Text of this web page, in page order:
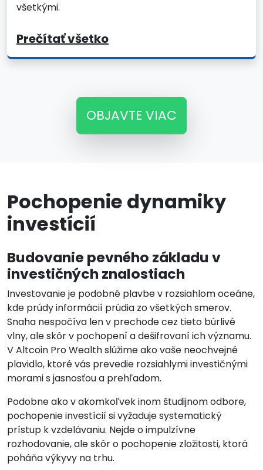
všetkými.
Prečítať všetko
OBJAVTE VIAC
Pochopenie dynamiky
investícií
Budovanie pevného základu v
investičných znalostiach
Investovanie je podobné plavbe v rozsiahlom oceáne,
kde prúdy informácií prúdia zo všetkých smerov.
Snaha nespočíva len v prechode cez tieto búrlivé
vlny, ale skôr v pochopení a dešifrovaní ich významu.
V Altcoin Pro Wealth slúžime ako vaše neochvejné
plavidlo, ktoré vás prevedie rozsiahlymi investičnými
morami s jasnosťou a prehľadom.
Podobne ako v akomkoľvek inom študijnom odbore,
pochopenie investícií si vyžaduje systematický
prístup k vzdelávaniu. Nejde o impulzívne
rozhodovanie, ale skôr o pochopenie zložitosti, ktorá
poháňa výkyvy na trhu.